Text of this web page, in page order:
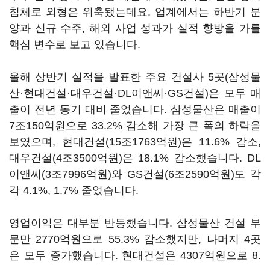
침체로 외형은 위축됐는데요. 업계에서는 하반기 분
양과 신규 수주, 해외 사업 성과가 실적 향방을 가를
핵심 변수로 보고 있습니다.
올해 상반기 실적을 발표한 주요 건설사 5곳(삼성물
산·현대건설·대우건설·DL이앤씨·GS건설)은 모두 매
출이 전년 동기 대비 줄었습니다. 삼성물산은 매출이
7조150억원으로 33.2% 감소해 가장 큰 폭의 하락을
보였으며, 현대건설(15조1763억원)은 11.6% 감소,
대우건설(4조3500억원)은 18.1% 감소했습니다. DL
이앤씨(3조7996억원)와 GS건설(6조2590억원)도 각
각 4.1%, 1.7% 줄었습니다.
영업이익은 대부분 반등했습니다. 삼성물산 건설 부
문만 2770억원으로 55.3% 감소했지만, 나머지 4곳
은 모두 증가했습니다. 현대건설은 4307억원으로 8.